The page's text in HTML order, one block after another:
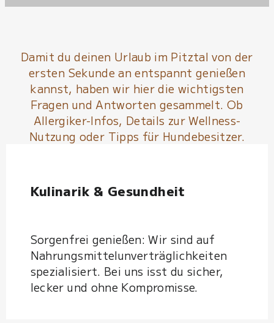
Damit du deinen Urlaub im Pitztal von der
ersten Sekunde an entspannt genießen
kannst, haben wir hier die wichtigsten
Fragen und Antworten gesammelt. Ob
Allergiker-Infos, Details zur Wellness-
Nutzung oder Tipps für Hundebesitzer.
Kulinarik & Gesundheit
Sorgenfrei genießen: Wir sind auf
Nahrungsmittelunverträglichkeiten
spezialisiert. Bei uns isst du sicher,
lecker und ohne Kompromisse.